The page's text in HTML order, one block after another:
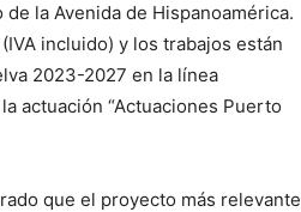
la Avenida de Hispanoamérica.
incluido) y los trabajos están
2023-2027 en la línea
actuación “Actuaciones Puerto
que el proyecto más relevante